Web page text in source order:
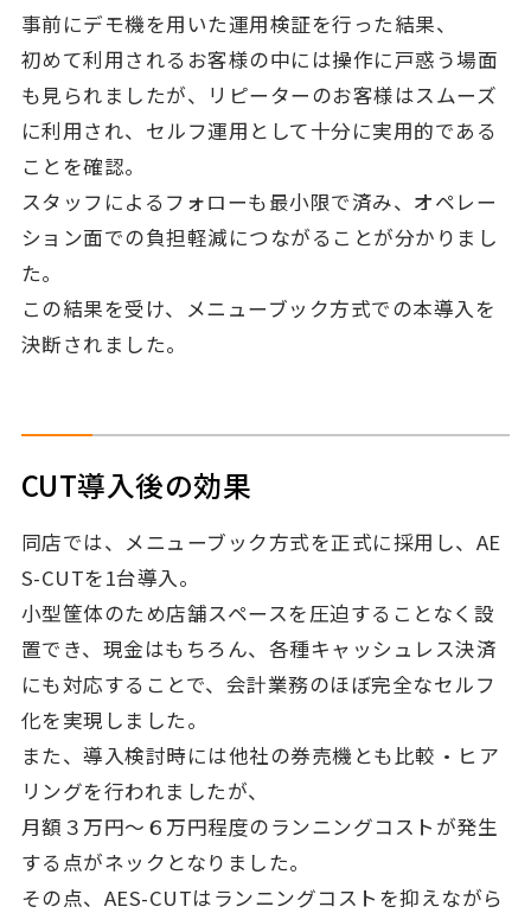
事前にデモ機を用いた運用検証を行った結果、
初めて利用されるお客様の中には操作に戸惑う場面
も見られましたが、リピーターのお客様はスムーズ
に利用され、セルフ運用として十分に実用的である
ことを確認。
スタッフによるフォローも最小限で済み、オペレー
ション面での負担軽減につながることが分かりまし
た。
この結果を受け、メニューブック方式での本導入を
決断されました。
CUT導入後の効果
同店では、メニューブック方式を正式に採用し、AE
S-CUTを1台導入。
小型筐体のため店舗スペースを圧迫することなく設
置でき、現金はもちろん、各種キャッシュレス決済
にも対応することで、会計業務のほぼ完全なセルフ
化を実現しました。
また、導入検討時には他社の券売機とも比較・ヒア
リングを行われましたが、
月額３万円～６万円程度のランニングコストが発生
する点がネックとなりました。
その点、AES-CUTはランニングコストを抑えながら